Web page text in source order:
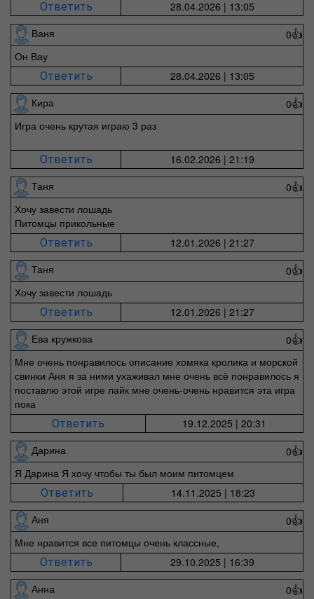
Ответить
28.04.2026 | 13:05
Ваня
0👍
Он Вау
Ответить
28.04.2026 | 13:05
Кира
0👍
Игра очень крутая играю 3 раз
Ответить
16.02.2026 | 21:19
Таня
0👍
Хочу завести лошадь
Питомцы прикольные
Ответить
12.01.2026 | 21:27
Таня
0👍
Хочу завести лошадь
Ответить
12.01.2026 | 21:27
Ева кружкова
0👍
Мне очень понравилось описание хомяка кролика и морской
свинки Аня я за ними ухаживал мне очень всё понравилось я
поставлю этой игре лайк мне очень-очень нравится эта игра
пока
Ответить
19.12.2025 | 20:31
Дарина
0👍
Я Дарина Я хочу чтобы ты был моим питомцем
Ответить
14.11.2025 | 18:23
Аня
0👍
Мне нравится все питомцы очень классные,
Ответить
29.10.2025 | 16:39
Анна
0👍